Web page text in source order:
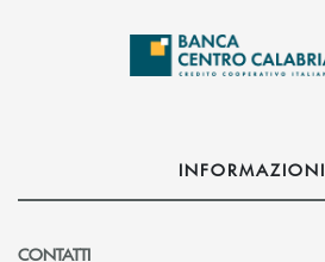
INFORMAZIONI
CONTATTI